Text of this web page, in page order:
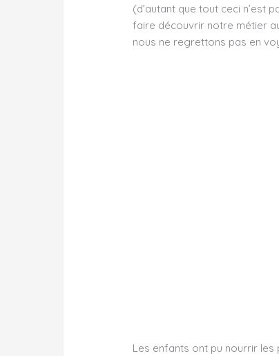
(d’autant que tout ceci n’est
faire découvrir notre métier
nous ne regrettons pas en
Les enfants ont pu nourrir